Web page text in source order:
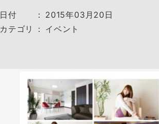
日付 ： 2015年03月20日
カテゴリ
： イベント